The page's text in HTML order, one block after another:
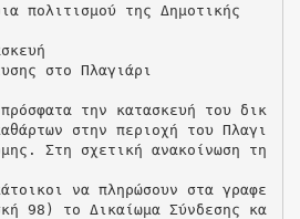
πολιτισμού της Δημοτικής
στο Πλαγιάρι
την κατασκευή του δικ
στην περιοχή του Πλαγι
Στη σχετική ανακοίνωση τη
να πληρώσουν στα γραφε
98) το Δικαίωμα Σύνδεσης κα